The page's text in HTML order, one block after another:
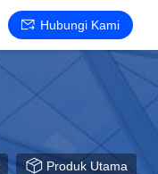
Hubungi Kami
Produk Utama